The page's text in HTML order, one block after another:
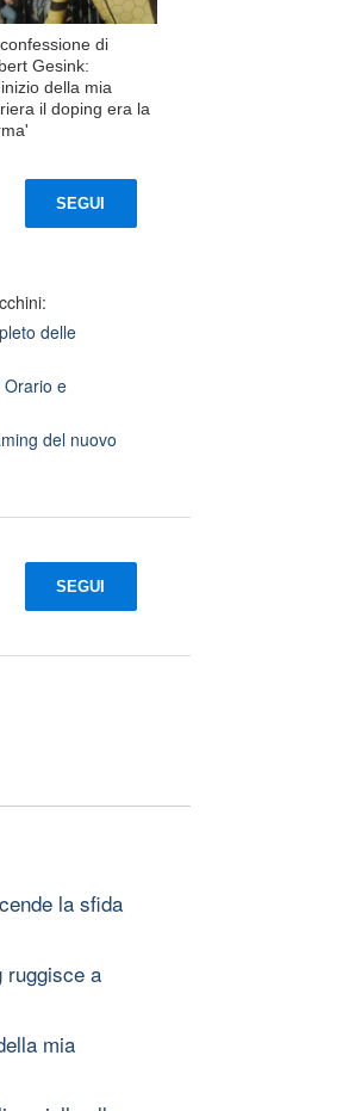
di
Gesink:
della mia
il doping era la
SEGUI
delle
e
del nuovo
SEGUI
la sfida
ruggisce a
mia